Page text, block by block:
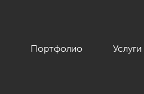
Портфолио Услуги